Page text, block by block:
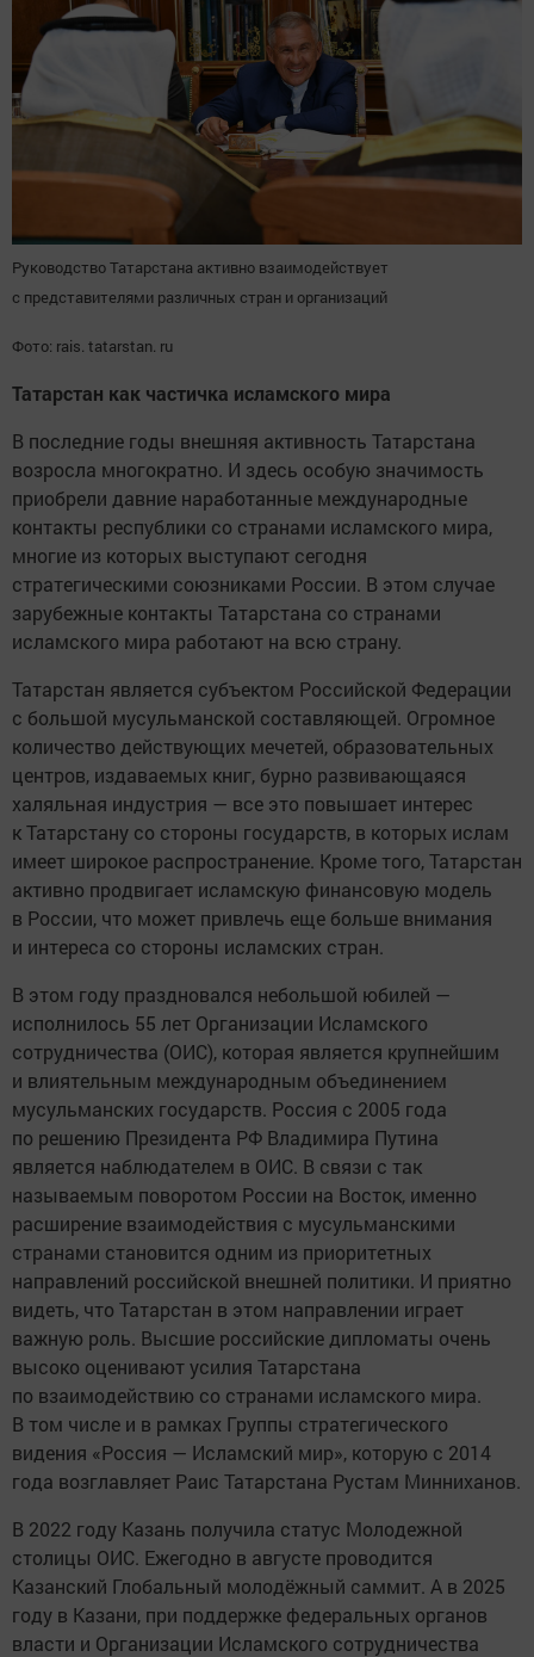
Руководство Татарстана активно взаимодействует
с представителями различных стран и организаций
Фото: rais. tatarstan. ru
Татарстан как частичка исламского мира
В последние годы внешняя активность Татарстана
возросла многократно. И здесь особую значимость
приобрели давние наработанные международные
контакты республики со странами исламского мира,
многие из которых выступают сегодня
стратегическими союзниками России. В этом случае
зарубежные контакты Татарстана со странами
исламского мира работают на всю страну.
Татарстан является субъектом Российской Федерации
с большой мусульманской составляющей. Огромное
количество действующих мечетей, образовательных
центров, издаваемых книг, бурно развивающаяся
халяльная индустрия — все это повышает интерес
к Татарстану со стороны государств, в которых ислам
имеет широкое распространение. Кроме того, Татарстан
активно продвигает исламскую финансовую модель
в России, что может привлечь еще больше внимания
и интереса со стороны исламских стран.
В этом году праздновался небольшой юбилей —
исполнилось 55 лет Организации Исламского
сотрудничества (ОИС), которая является крупнейшим
и влиятельным международным объединением
мусульманских государств. Россия с 2005 года
по решению Президента РФ Владимира Путина
является наблюдателем в ОИС. В связи с так
называемым поворотом России на Восток, именно
расширение взаимодействия с мусульманскими
странами становится одним из приоритетных
направлений российской внешней политики. И приятно
видеть, что Татарстан в этом направлении играет
важную роль. Высшие российские дипломаты очень
высоко оценивают усилия Татарстана
по взаимодействию со странами исламского мира.
В том числе и в рамках Группы стратегического
видения «Россия — Исламский мир», которую с 2014
года возглавляет Раис Татарстана Рустам Минниханов.
В 2022 году Казань получила статус Молодежной
столицы ОИС. Ежегодно в августе проводится
Казанский Глобальный молодёжный саммит. А в 2025
году в Казани, при поддержке федеральных органов
власти и Организации Исламского сотрудничества